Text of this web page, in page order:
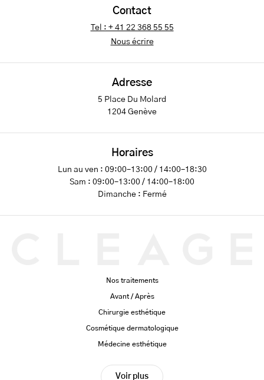
Nos traitements
Avant / Après
Chirurgie esthétique
Cosmétique dermatologique
Médecine esthétique
Voir plus
Contact
Tel : + 41 22 368 55 55
Nous écrire
Adresse
5 Place Du Molard
1204 Genève
Horaires
Lun au ven : 09:00–13:00 / 14:00–18:30
Sam : 09:00–13:00 / 14:00–18:00
Dimanche : Fermé